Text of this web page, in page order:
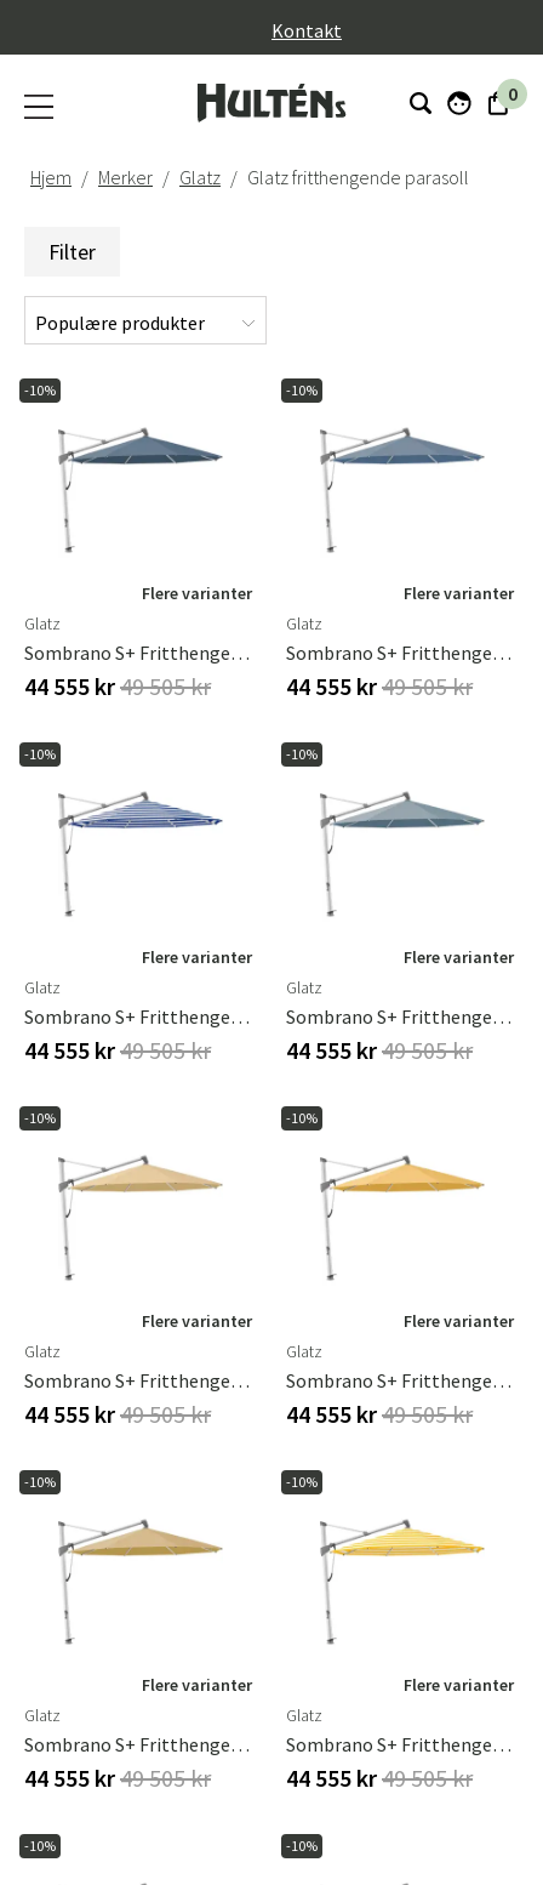
Kontakt
0
Hjem Merker Glatz Glatz fritthengende parasoll
Filter
-10%
Flere varianter
Glatz
Sombrano S+ Fritthengende Parasoll 400 Cm Anodisert Aluminium Kat.5 600 Wave
44 555 kr49 505 kr
-10%
Flere varianter
Glatz
Sombrano S+ Fritthengende Parasoll 400 Cm Anodisert Aluminium Kat.5 601 Waterfall
44 555 kr49 505 kr
-10%
Flere varianter
Glatz
Sombrano S+ Fritthengende Parasoll 400 Cm Anodisert Aluminium Kat.5 602 Blue Stripe
44 555 kr49 505 kr
-10%
Flere varianter
Glatz
Sombrano S+ Fritthengende Parasoll 400 Cm Anodisert Aluminium Kat.5 603 Horizon
44 555 kr49 505 kr
-10%
Flere varianter
Glatz
Sombrano S+ Fritthengende Parasoll 400 Cm Anodisert Aluminium Kat.5 604 Cereal
44 555 kr49 505 kr
-10%
Flere varianter
Glatz
Sombrano S+ Fritthengende Parasoll 400 Cm Anodisert Aluminium Kat.5 617 Safran
44 555 kr49 505 kr
-10%
Flere varianter
Glatz
Sombrano S+ Fritthengende Parasoll 400 Cm Anodisert Aluminium Kat.5 618 Dijon
44 555 kr49 505 kr
-10%
Flere varianter
Glatz
Sombrano S+ Fritthengende Parasoll 400 Cm Anodisert Aluminium Kat.5 624 Yellow Stripe
44 555 kr49 505 kr
-10% -10%